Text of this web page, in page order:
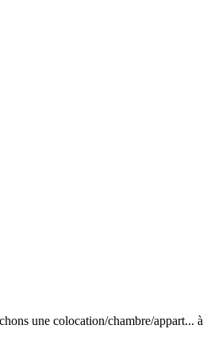
une colocation/chambre/appart... à